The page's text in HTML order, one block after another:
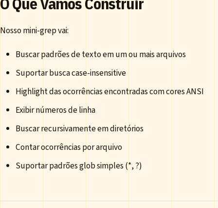
Nosso mini-grep vai:
Buscar padrões de texto em um ou mais arquivos
Suportar busca case-insensitive
Highlight das ocorrências encontradas com cores ANSI
Exibir números de linha
Buscar recursivamente em diretórios
Contar ocorrências por arquivo
Suportar padrões glob simples (*, ?)